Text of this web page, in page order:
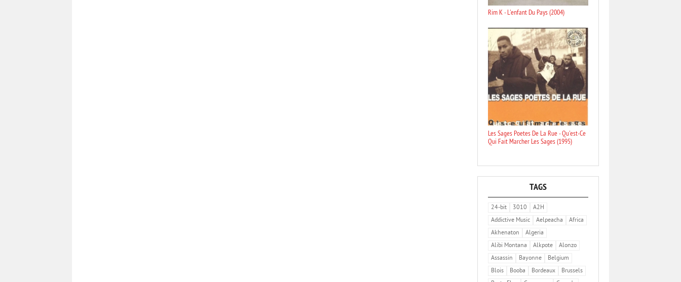
Rim K - L'enfant Du Pays (2004)
Les Sages Poetes De La Rue - Qu'est-Ce
Qui Fait Marcher Les Sages (1995)
TAGS
24-bit 3010
A2H
Addictive Music
Aelpeacha
Africa
Akhenaton
Algeria
Alibi Montana
Alkpote
Alonzo
Assassin
Bayonne
Belgium
Blois
Booba Bordeaux
Brussels